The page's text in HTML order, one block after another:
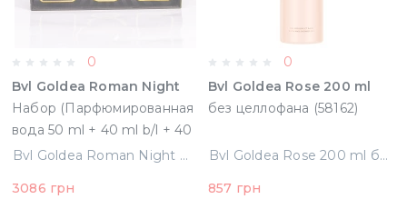
0
Bvl Goldea Roman Night
Набор (Парфюмированная
вода 50 ml + 40 ml b/l + 40
ml Гель для душа)
Bvl Goldea Roman Night Набор (Парфюмированная вода 50 ml + 40 ml b/l + 40 ml Гель для душа) (783320459344)
3086 грн
0
Bvl Goldea Rose 200 ml
без целлофана (58162)
Bvl Goldea Rose 200 ml без целлофана (58162)
857 грн